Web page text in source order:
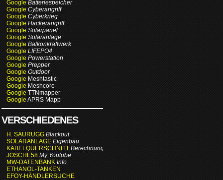
Google Batteriespeicher
Google Cyberangriff
Google Cyberkrieg
Google Hackerangriff
Google Solarpanel
Google Solaranlage
Google Balkonkraftwerk
Google LIFEPO4
Google Powerstation
Google Prepper
Google Outdoor
Google Meshtastic
Google Meshcore
Google TTNmapper
Google APRS Mapp
VERSCHIEDENES
H. SAURUGG Blackout
SOLARANLAGE Eigenbau
KABELQUERSCHNITT Berechnung
JOSCHE58 My Youtube
MW-DATENBANK Info
ETHANOL-TANKEN
EFOY-HÄNDLERSUCHE